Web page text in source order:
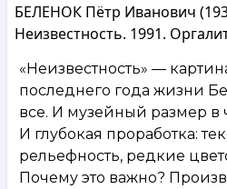
БЕЛЕНОК Пётр Иванович
Неизвестность. 1991.
«Неизвестность» —
последнего года жизни
все. И музейный размер в
И глубокая проработка:
рельефность, редкие
Почему это важно?